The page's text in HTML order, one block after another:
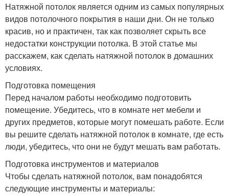
Натяжной потолок является одним из самых популярных
видов потолочного покрытия в наши дни. Он не только
красив, но и практичен, так как позволяет скрыть все
недостатки конструкции потолка. В этой статье мы
расскажем, как сделать натяжной потолок в домашних
условиях.
Подготовка помещения
Перед началом работы необходимо подготовить
помещение. Убедитесь, что в комнате нет мебели и
других предметов, которые могут помешать работе. Если
вы решите сделать натяжной потолок в комнате, где есть
люди, убедитесь, что они не будут мешать вам работать.
Подготовка инструментов и материалов
Чтобы сделать натяжной потолок, вам понадобятся
следующие инструменты и материалы: